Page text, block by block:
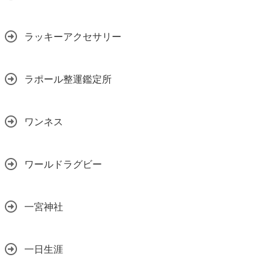
ラッキーアクセサリー
ラポール整運鑑定所
ワンネス
ワールドラグビー
一宮神社
一日生涯